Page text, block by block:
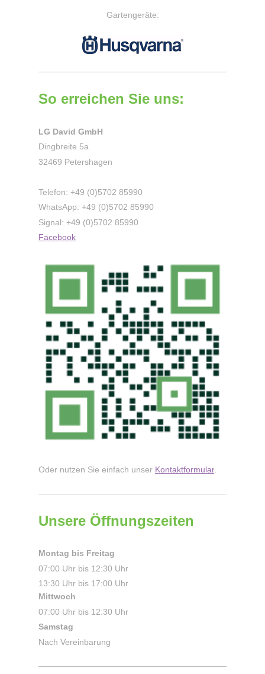
Gartengeräte:
So erreichen Sie uns:
LG David GmbH
Dingbreite 5a
32469 Petershagen
Telefon: +49 (0)5702 85990
WhatsApp: +49 (0)5702 85990
Signal: +49 (0)5702 85990
Facebook
Oder nutzen Sie einfach unser Kontaktformular
Unsere Öffnungszeiten
Montag bis Freitag
07:00 Uhr bis 12:30 Uhr
13:30 Uhr bis 17:00 Uhr
Mittwoch
07:00 Uhr bis 12:30 Uhr
Samstag
Nach Vereinbarung